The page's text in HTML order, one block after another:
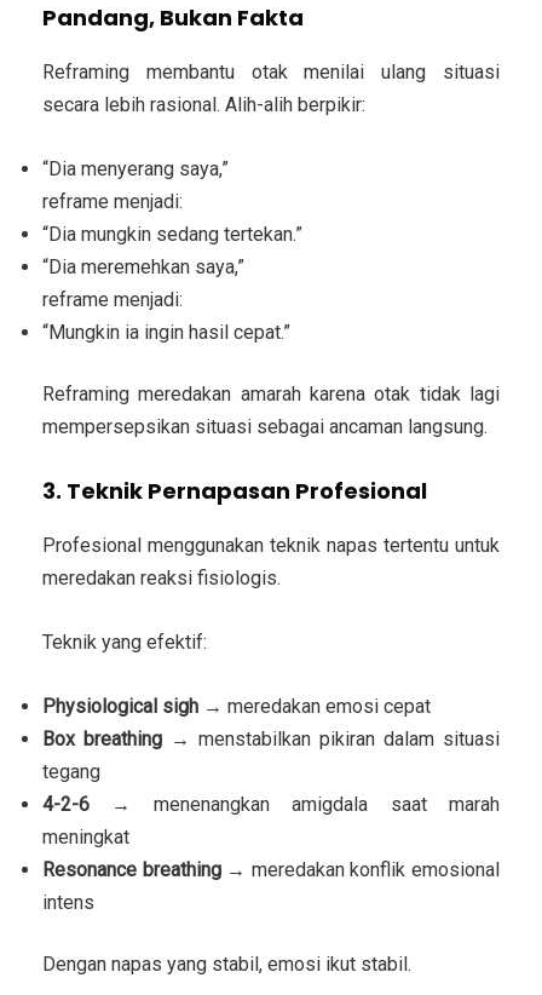
Pandang, Bukan Fakta
Reframing membantu otak menilai ulang situasi
secara lebih rasional. Alih-alih berpikir:
“Dia menyerang saya,”
reframe menjadi:
“Dia mungkin sedang tertekan.”
“Dia meremehkan saya,”
reframe menjadi:
“Mungkin ia ingin hasil cepat.”
Reframing meredakan amarah karena otak tidak lagi
mempersepsikan situasi sebagai ancaman langsung.
3. Teknik Pernapasan Profesional
Profesional menggunakan teknik napas tertentu untuk
meredakan reaksi fisiologis.
Teknik yang efektif:
Physiological sigh → meredakan emosi cepat
Box breathing → menstabilkan pikiran dalam situasi
tegang
4-2-6 → menenangkan amigdala saat marah
meningkat
Resonance breathing→ meredakan konflik emosional
intens
Dengan napas yang stabil, emosi ikut stabil.